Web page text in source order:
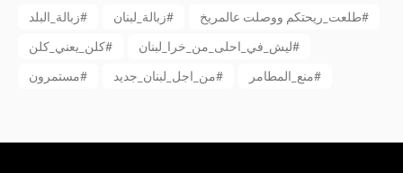
زبالة_البلد#
زبالة_لبنان#
طلعت_ريحتكم ووصلت عالمريخ#
كلن_يعني_كلن#
ليش_في_احلى_من_خرا_لبنان#
مستمرون#
من_اجل_لبنان_جديد# منع_المطامر#